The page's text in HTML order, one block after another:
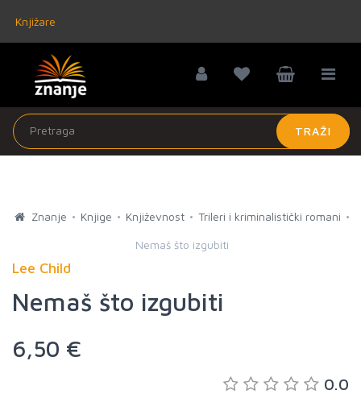
Knjižare
TRAŽI
Znanje Knjige Književnost Trileri i kriminalistički romani
Nemaš što izgubiti
Lee Child
Nemaš što izgubiti
6,50 €
0.0